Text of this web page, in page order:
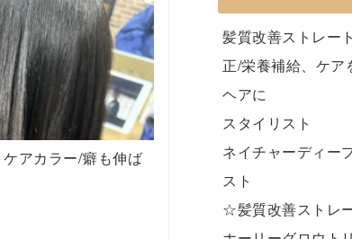
アカラー/癖も伸ば
髪質改善ストレー
正/栄養補給、ケア
ヘアに
スタイリスト
ネイチャーディー
スト
☆髪質改善ストレ